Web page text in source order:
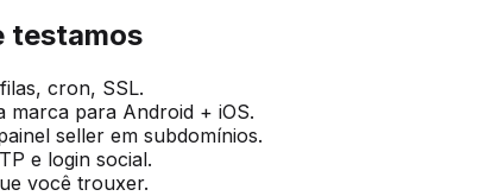
testamos
cron, SSL.
marca para Android + iOS.
seller em subdomínios.
e login social.
você trouxer.